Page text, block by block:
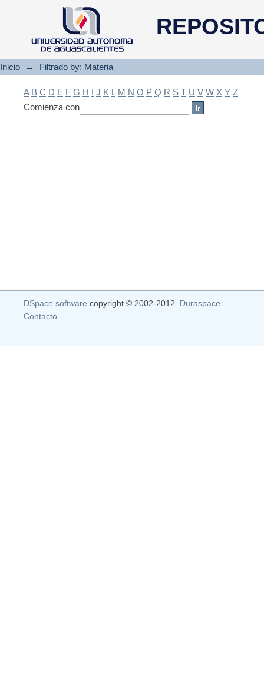
Filtrado by: Materia
Inicio → Filtrado by: Materia
A B C D E F G H I J K L M N O P Q R S T U V W X Y Z
Comienza con
DSpace software copyright © 2002-2012 Duraspace
Contacto